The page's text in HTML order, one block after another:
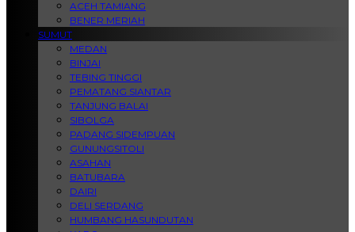
ACEH TAMIANG
BENER MERIAH
SUMUT
MEDAN
BINJAI
TEBING TINGGI
PEMATANG SIANTAR
TANJUNG BALAI
SIBOLGA
PADANG SIDEMPUAN
GUNUNGSITOLI
ASAHAN
BATUBARA
DAIRI
DELI SERDANG
HUMBANG HASUNDUTAN